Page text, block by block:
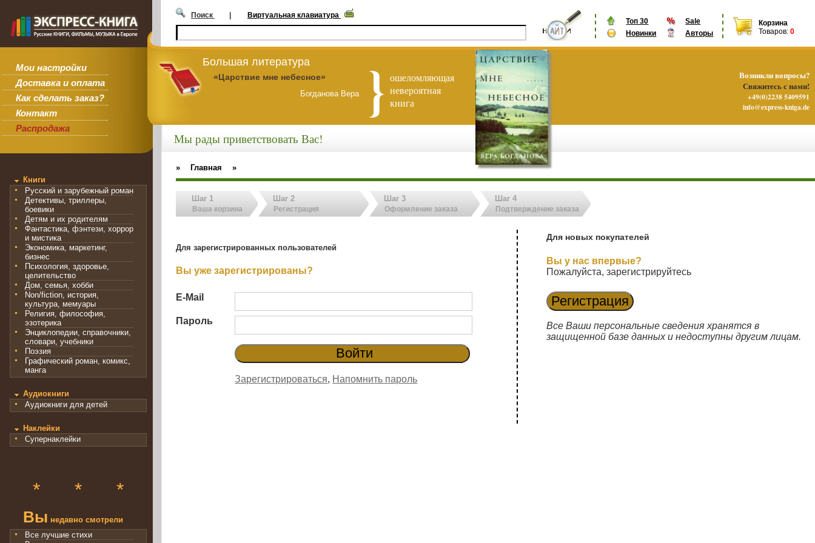
Мои настройки
Доставка и оплата
Как сделать заказ?
Контакт
Распродажа
Топ 30
Sale
Новинки
Авторы
Корзина
Товаров: 0
Поиск | Виртуальная клавиатура
Большая литература
«Царствие мне небесное»
Богданова Вера
ошеломляющая
невероятная
книга
Книги
Русский и зарубежный роман
Детективы, триллеры,
боевики
Детям и их родителям
Фантастика, фэнтези, хоррор
и мистика
Экономика, маркетинг,
бизнес
Психология, здоровье,
целительство
Дом, семья, хобби
Non/fiction, история,
культура, мемуары
Религия, философия,
эзотерика
Энциклопедии, справочники,
словари, учебники
Поэзия
Графический роман, комикс,
манга
Аудиокниги
Аудиокниги для детей
Наклейки
Супернаклейки
* * *
Вы недавно смотрели
Все лучшие стихи
Мы рады приветствовать Вас!
» Главная »
Шаг 1
Ваша корзина
Шаг 2
Регистрация
Шаг 3
Оформление заказа
Шаг 4
Подтверждение заказа
Для зарегистрированных пользователей
Вы уже зарегистрированы?
E-Mail
Пароль
Зарегистрироваться, Напомнить пароль
Для новых покупателей
Вы у нас впервые?
Пожалуйста, зарегистрируйтесь
Все Ваши персональные сведения хранятся в
защищенной базе данных и недоступны другим лицам.
Возникли вопросы?
Свяжитесь с нами!
+49(0)2238 5409591
info@express-kniga.de